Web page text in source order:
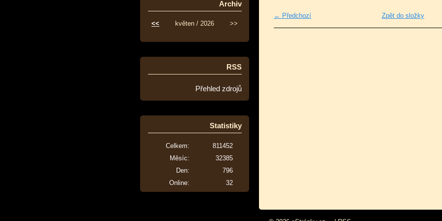
← Předchozí Zpět do složky
Archiv
<< květen / 2026 >>
RSS
Přehled zdrojů
Statistiky
Online: 32
Celkem:
811452
Měsíc:
32385
Den:
796